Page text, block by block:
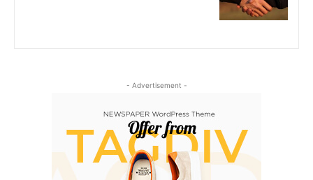
- Advertisement -